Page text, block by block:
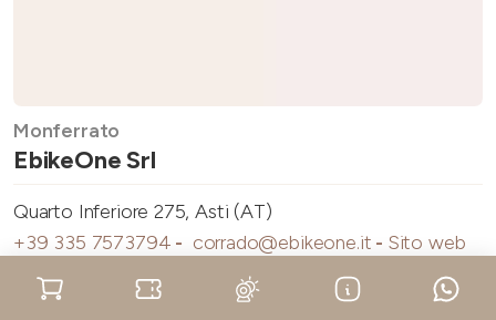
Monferrato
EbikeOne Srl
Quarto Inferiore 275, Asti (AT)
+39 335 7573794 - corrado@ebikeone.it - Sito web